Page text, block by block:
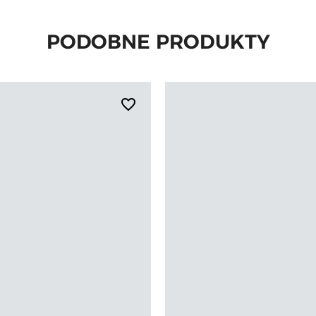
PODOBNE PRODUKTY
favorite_border